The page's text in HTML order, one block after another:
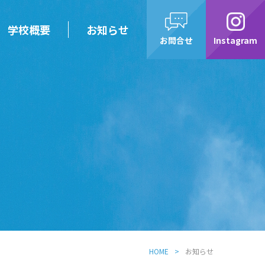
学校概要 お知らせ
お問合せ Instagram
HOME お知らせ